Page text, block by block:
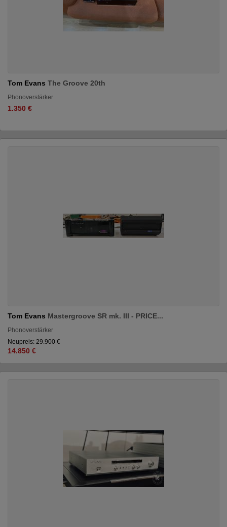
Tom Evans The Groove 20th
Phonoverstärker
1.350 €
Tom Evans Mastergroove SR mk. III - PRICE...
Phonoverstärker
Neupreis: 29.900 €
14.850 €